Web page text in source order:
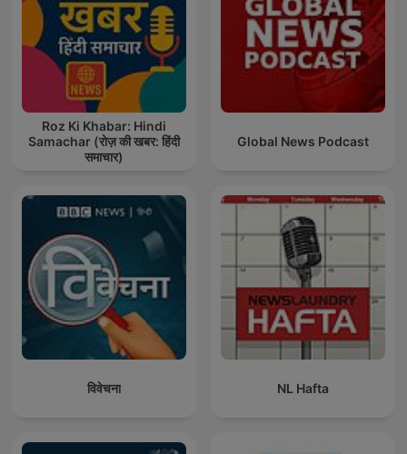
Roz Ki Khabar: Hindi
Samachar (रोज़ की खबर: हिंदी
समाचार)
Global News Podcast
विवेचना NL Hafta